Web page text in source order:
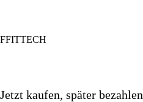
FFITTECH
Jetzt kaufen, später bezahlen